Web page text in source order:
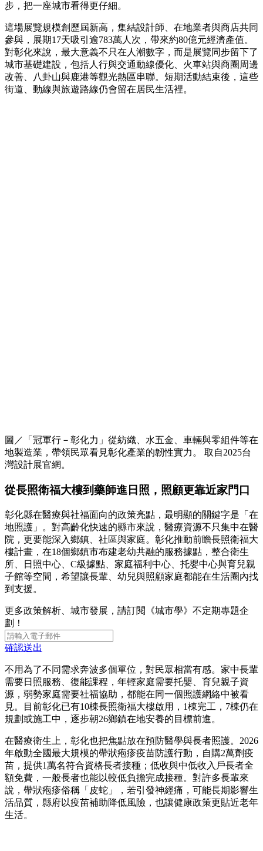
步，把一座城市看得更仔細。
這場展覽規模創歷屆新高，集結設計師、在地業者與商店共同
參與，展期17天吸引逾783萬人次，帶來約80億元經濟產值。
對彰化來說，最大意義不只在人潮數字，而是展覽同步留下了
城市基礎建設，包括人行與交通動線優化、火車站與商圈周邊
改善、八卦山與鹿港等觀光熱區串聯。短期活動結束後，這些
街道、動線與旅遊路線仍會留在居民生活裡。
圖／「冠軍行－彰化力」從紡織、水五金、車輛與零組件等在
地製造業，帶領民眾看見彰化產業的韌性實力。 取自2025台
灣設計展官網。
從長照衛福大樓到藥師進日照，照顧更靠近家門口
彰化縣在醫療與社福面向的政策亮點，最明顯的關鍵字是「在
地照護」。對高齡化快速的縣市來說，醫療資源不只集中在醫
院，更要能深入鄉鎮、社區與家庭。彰化推動前瞻長照衛福大
樓計畫，在18個鄉鎮市布建老幼共融的服務據點，整合衛生
所、日照中心、C級據點、家庭福利中心、托嬰中心與育兒親
子館等空間，希望讓長輩、幼兒與照顧家庭都能在生活圈內找
到支援。
更多政策解析、城市發展，請訂閱《城市學》不定期專題企
劃！
確認送出
不用為了不同需求奔波多個單位，對民眾相當有感。家中長輩
需要日照服務、復能課程，年輕家庭需要托嬰、育兒親子資
源，弱勢家庭需要社福協助，都能在同一個照護網絡中被看
見。目前彰化已有10棟長照衛福大樓啟用，1棟完工，7棟仍在
規劃或施工中，逐步朝26鄉鎮在地安養的目標前進。
在醫療衛生上，彰化也把焦點放在預防醫學與長者照護。2026
年啟動全國最大規模的帶狀疱疹疫苗防護行動，自購2萬劑疫
苗，提供1萬名符合資格長者接種；低收與中低收入戶長者全
額免費，一般長者也能以較低負擔完成接種。對許多長輩來
說，帶狀疱疹俗稱「皮蛇」，若引發神經痛，可能長期影響生
活品質，縣府以疫苗補助降低風險，也讓健康政策更貼近老年
生活。